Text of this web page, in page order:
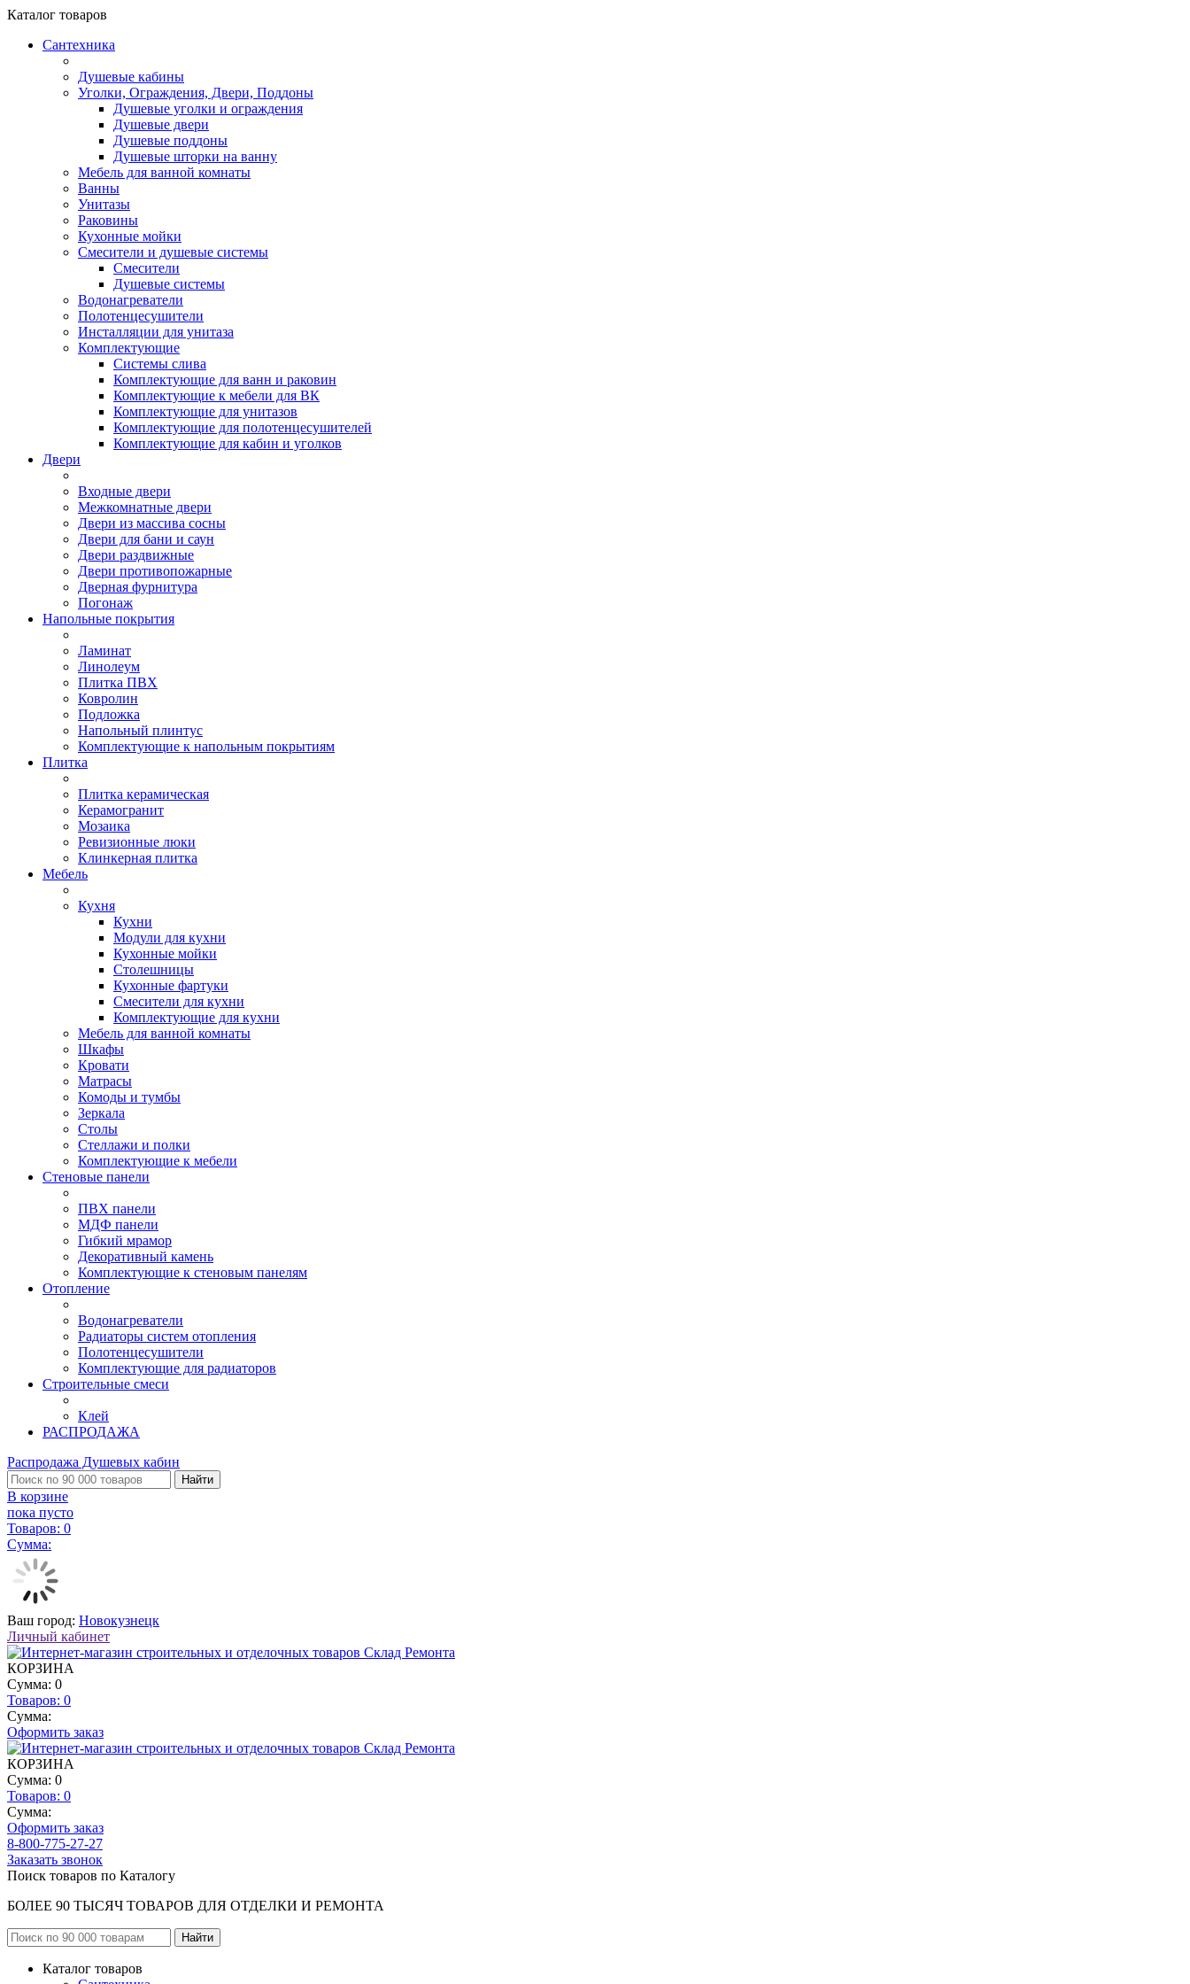
Каталог товаров
Сантехника
Душевые кабины
Уголки, Ограждения, Двери, Поддоны
Душевые уголки и ограждения
Душевые двери
Душевые поддоны
Душевые шторки на ванну
Мебель для ванной комнаты
Ванны
Унитазы
Раковины
Кухонные мойки
Смесители и душевые системы
Смесители
Душевые системы
Водонагреватели
Полотенцесушители
Инсталляции для унитаза
Комплектующие
Системы слива
Комплектующие для ванн и раковин
Комплектующие к мебели для ВК
Комплектующие для унитазов
Комплектующие для полотенцесушителей
Комплектующие для кабин и уголков
Двери
Входные двери
Межкомнатные двери
Двери из массива сосны
Двери для бани и саун
Двери раздвижные
Двери противопожарные
Дверная фурнитура
Погонаж
Напольные покрытия
Ламинат
Линолеум
Плитка ПВХ
Ковролин
Подложка
Напольный плинтус
Комплектующие к напольным покрытиям
Плитка
Плитка керамическая
Керамогранит
Мозаика
Ревизионные люки
Клинкерная плитка
Мебель
Кухня
Кухни
Модули для кухни
Кухонные мойки
Столешницы
Кухонные фартуки
Смесители для кухни
Комплектующие для кухни
Мебель для ванной комнаты
Шкафы
Кровати
Матрасы
Комоды и тумбы
Зеркала
Столы
Стеллажи и полки
Комплектующие к мебели
Стеновые панели
ПВХ панели
МДФ панели
Гибкий мрамор
Декоративный камень
Комплектующие к стеновым панелям
Отопление
Водонагреватели
Радиаторы систем отопления
Полотенцесушители
Комплектующие для радиаторов
Строительные смеси
Клей
РАСПРОДАЖА
Распродажа Душевых кабин
Найти
В корзине
пока пусто
Товаров: 0
Сумма:
Ваш город: Новокузнецк
Личный кабинет
КОРЗИНА
Сумма: 0
Товаров: 0
Сумма:
Оформить заказ
КОРЗИНА
Сумма: 0
Товаров: 0
Сумма:
Оформить заказ
8-800-775-27-27
Заказать звонок
Поиск товаров по Каталогу
БОЛЕЕ 90 ТЫСЯЧ ТОВАРОВ ДЛЯ ОТДЕЛКИ И РЕМОНТА
Каталог товаров